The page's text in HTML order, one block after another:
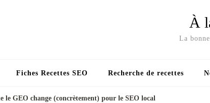
À
La
Fiches Recettes SEO Recherche de recettes
le GEO change (concrètement) pour le SEO local